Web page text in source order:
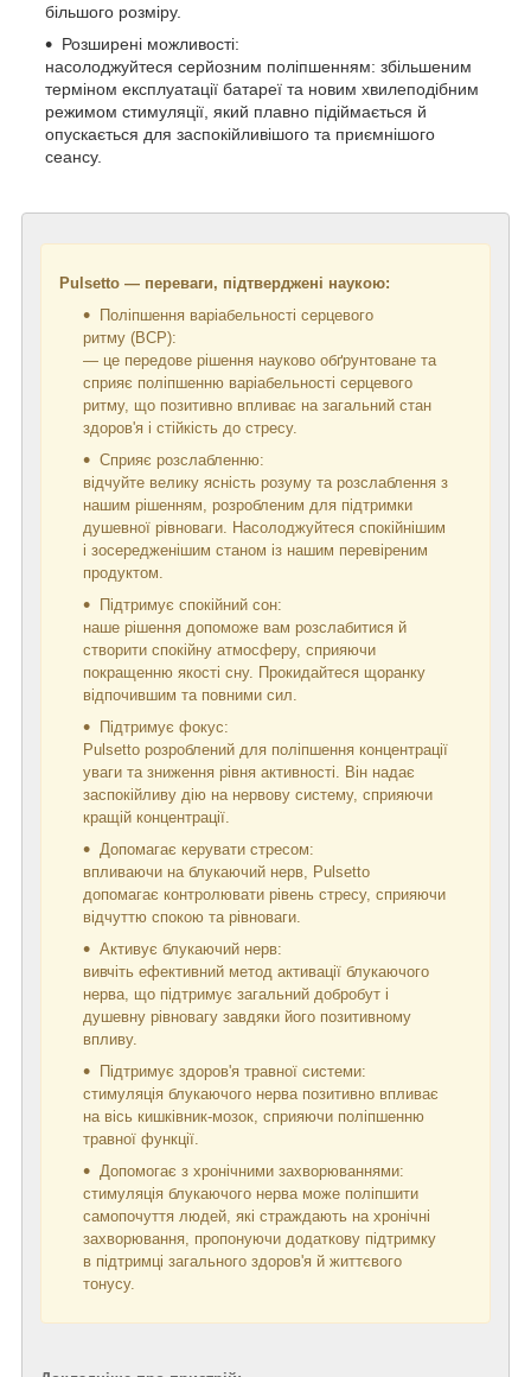
більшого розміру.
Розширені можливості:
насолоджуйтеся серйозним поліпшенням: збільшеним
терміном експлуатації батареї та новим хвилеподібним
режимом стимуляції, який плавно підіймається й
опускається для заспокійливішого та приємнішого
сеансу.
Pulsetto — переваги, підтверджені наукою:
Поліпшення варіабельності серцевого
ритму (ВСР):
— це передове рішення науково обґрунтоване та
сприяє поліпшенню варіабельності серцевого
ритму, що позитивно впливає на загальний стан
здоров'я і стійкість до стресу.
Сприяє розслабленню:
відчуйте велику ясність розуму та розслаблення з
нашим рішенням, розробленим для підтримки
душевної рівноваги. Насолоджуйтеся спокійнішим
і зосередженішим станом із нашим перевіреним
продуктом.
Підтримує спокійний сон:
наше рішення допоможе вам розслабитися й
створити спокійну атмосферу, сприяючи
покращенню якості сну. Прокидайтеся щоранку
відпочившим та повними сил.
Підтримує фокус:
Pulsetto розроблений для поліпшення концентрації
уваги та зниження рівня активності. Він надає
заспокійливу дію на нервову систему, сприяючи
кращій концентрації.
Допомагає керувати стресом:
впливаючи на блукаючий нерв, Pulsetto
допомагає контролювати рівень стресу, сприяючи
відчуттю спокою та рівноваги.
Активує блукаючий нерв:
вивчіть ефективний метод активації блукаючого
нерва, що підтримує загальний добробут і
душевну рівновагу завдяки його позитивному
впливу.
Підтримує здоров'я травної системи:
стимуляція блукаючого нерва позитивно впливає
на вісь кишківник-мозок, сприяючи поліпшенню
травної функції.
Допомогає з хронічними захворюваннями:
стимуляція блукаючого нерва може поліпшити
самопочуття людей, які страждають на хронічні
захворювання, пропонуючи додаткову підтримку
в підтримці загального здоров'я й життєвого
тонусу.